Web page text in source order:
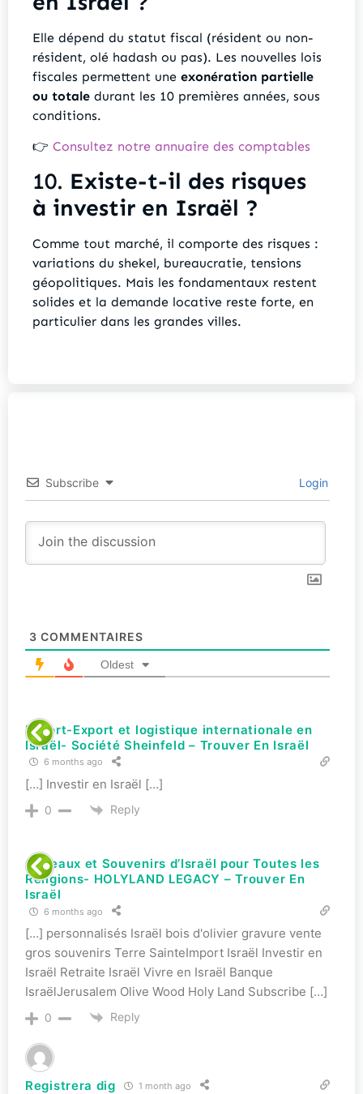
Elle dépend du statut fiscal (résident ou non-
résident, olé hadash ou pas). Les nouvelles lois
fiscales permettent une exonération partielle
ou totale durant les 10 premières années, sous
conditions.
👉 Consultez notre annuaire des comptables
10. Existe-t-il des risques
à investir en Israël ?
Comme tout marché, il comporte des risques :
variations du shekel, bureaucratie, tensions
géopolitiques. Mais les fondamentaux restent
solides et la demande locative reste forte, en
particulier dans les grandes villes.
Subscribe Login
3 COMMENTAIRES
Oldest
Import-Export et logistique internationale en
Israël- Société Sheinfeld – Trouver En Israël
6 months ago
[…] Investir en Israël […]
0 Reply
Cadeaux et Souvenirs d’Israël pour Toutes les
Religions- HOLYLAND LEGACY – Trouver En
Israël
6 months ago
[…] personnalisés Israël bois d'olivier gravure vente
gros souvenirs Terre SainteImport Israël Investir en
Israël Retraite Israël Vivre en Israël Banque
IsraëlJerusalem Olive Wood Holy Land Subscribe […]
0 Reply
Registrera dig 1 month ago